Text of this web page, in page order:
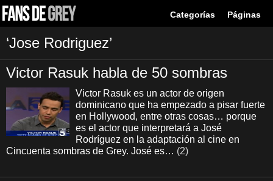
Categorías Páginas
‘Jose Rodriguez’
Victor Rasuk habla de 50 sombras
Victor Rasuk es un actor de origen
dominicano que ha empezado a pisar fuerte
en Hollywood, entre otras cosas… porque
es el actor que interpretará a José
Rodríguez en la adaptación al cine en
Cincuenta sombras de Grey. José es… (2)